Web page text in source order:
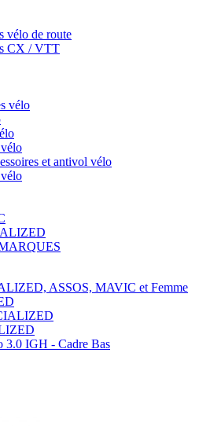
vélo de route
CX / VTT
vélo
et antivol vélo
ASSOS, MAVIC et Femme
3.0 IGH - Cadre Bas